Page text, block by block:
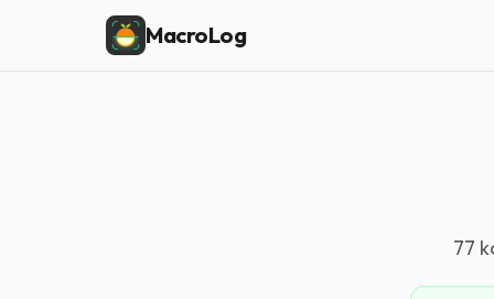
MacroLog
77